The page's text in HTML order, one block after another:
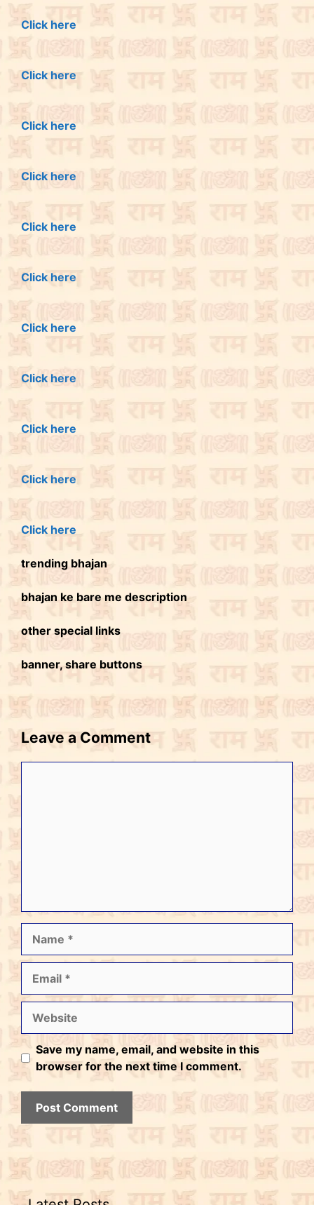
Click here
Click here
Click here
Click here
Click here
Click here
Click here
Click here
Click here
Click here
Click here
trending bhajan
bhajan ke bare me description
other special links
banner, share buttons
Leave a Comment
Save my name, email, and website in this
browser for the next time I comment.